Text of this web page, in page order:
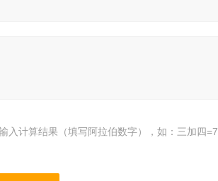
入计算结果（填写阿拉伯数字），如：三加四=7